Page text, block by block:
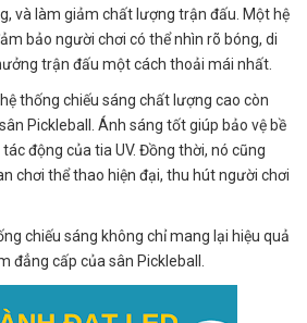
và làm giảm chất lượng trận đấu. Một hệ
bảo người chơi có thể nhìn rõ bóng, di
trận đấu một cách thoải mái nhất.
thống chiếu sáng chất lượng cao còn
Pickleball. Ánh sáng tốt giúp bảo vệ bề
động của tia UV. Đồng thời, nó cũng
chơi thể thao hiện đại, thu hút người chơi
chiếu sáng không chỉ mang lại hiệu quả
đẳng cấp của sân Pickleball.